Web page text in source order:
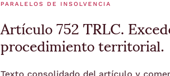
PARALELOS DE INSOLVENCIA
Artículo 752 TRLC.
procedimiento territorial.
Texto consolidado del artículo y